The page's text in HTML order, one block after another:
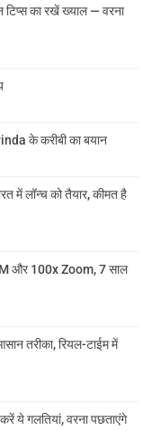
का रखें ख्याल — वरना
के करीबी का बयान
में लॉन्च को तैयार, कीमत है
और 100x Zoom, 7 साल
तरीका, रियल-टाईम में
ये गलतियां, वरना पछताएंगे